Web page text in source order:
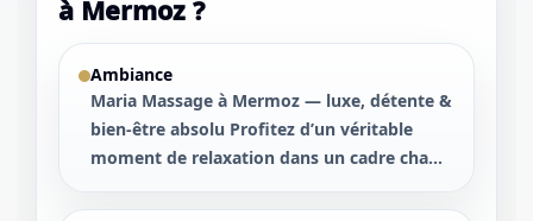
à Mermoz ?
Ambiance
Maria Massage à Mermoz — luxe, détente &
bien-être absolu Profitez d’un véritable
moment de relaxation dans un cadre cha...